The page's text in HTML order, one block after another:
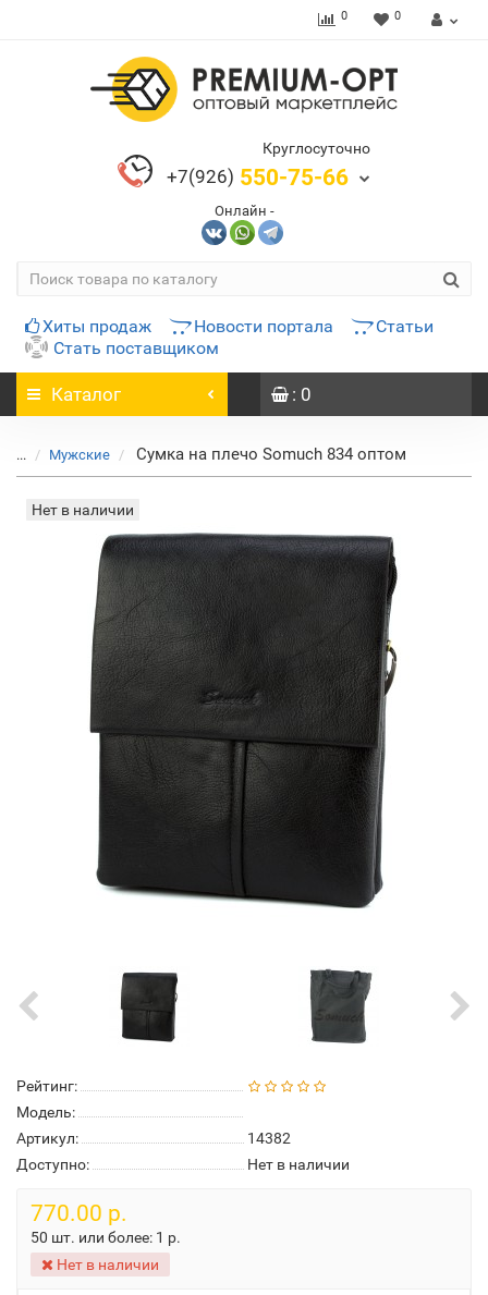
0 0
Круглосуточно
+7(926) 550-75-66
Онлайн -
Хиты продаж Новости портала
Статьи
Стать поставщиком
Каталог : 0
... Мужские Сумка на плечо Somuch 834 оптом
Нет в наличии
Рейтинг:
Модель:
Артикул:
14382
Доступно:
Нет в наличии
770.00 р.
50 шт. или более: 1 р.
Нет в наличии